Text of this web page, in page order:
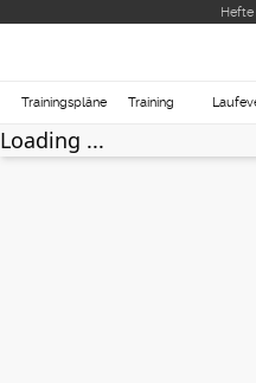
Hefte
Trainingspläne Training
Loading ...